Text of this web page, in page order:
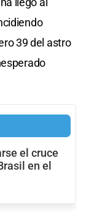
39 del astro
el cruce
en el